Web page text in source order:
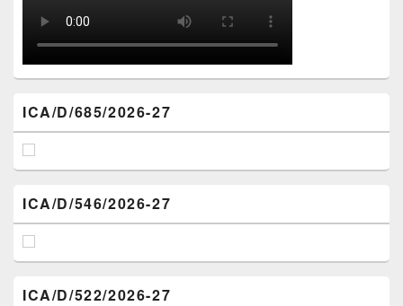
ICA/D/685/2026-27
ICA/D/546/2026-27
ICA/D/522/2026-27